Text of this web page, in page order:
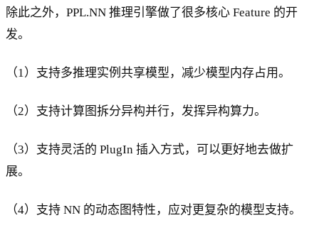
除此之外，PPL.NN 推理引擎做了很多核心 Feature 的开
发。
（1）支持多推理实例共享模型，减少模型内存占用。
（2）支持计算图拆分异构并行，发挥异构算力。
（3）支持灵活的 PlugIn 插入方式，可以更好地去做扩
展。
（4）支持 NN 的动态图特性，应对更复杂的模型支持。